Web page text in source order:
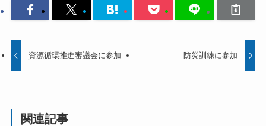
資源循環推進審議会に参加 防災訓練に参加
関連記事